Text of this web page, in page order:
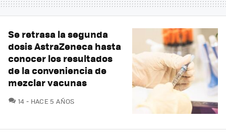
Se retrasa la segunda
dosis AstraZeneca hasta
conocer los resultados
de la conveniencia de
mezclar vacunas
14 COMENTARIOS
HACE 5 AÑOS